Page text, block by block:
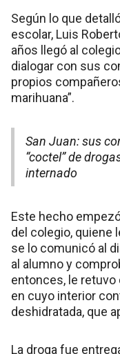
Según lo que
escolar, Luis
años llegó al
dialogar con sus
propios
marihuana”.
San Juan: sus
“coctel” de
internado
Este hecho
del colegio, quiene
se lo comunicó al
al alumno y
entonces, le
en cuyo interior
deshidratada, que
La droga fue